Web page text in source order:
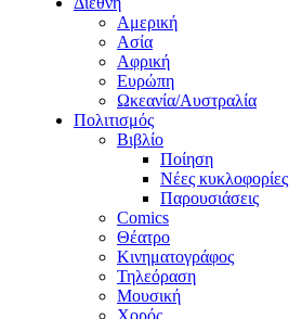
Αμερική
Ασία
Αφρική
Ευρώπη
Ωκεανία/Αυστραλία
Πολιτισμός
Βιβλίο
Ποίηση
Νέες κυκλοφορίες
Παρουσιάσεις
Comics
Θέατρο
Κινηματογράφος
Τηλεόραση
Μουσική
Χορός